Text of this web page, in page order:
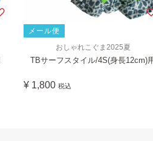
メール便
おしゃれこぐま2025夏
TBサーフスタイル/4S(身長12cm)
¥ 1,800 税込